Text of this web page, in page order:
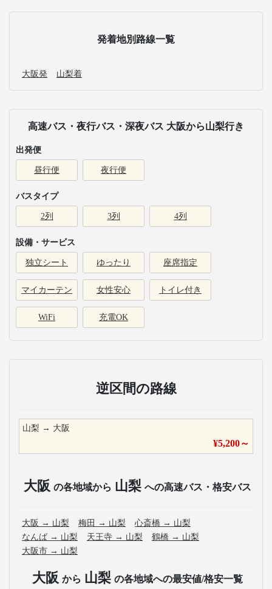
発着地別路線一覧
大阪発 山梨着
高速バス・夜行バス・深夜バス 大阪から山梨行き
出発便
昼行便 夜行便
バスタイプ
2列 3列 4列
設備・サービス
独立シート ゆったり 座席指定
マイカーテン 女性安心 トイレ付き
WiFi 充電OK
逆区間の路線
山梨 → 大阪
¥5,200～
大阪 の各地域から 山梨 への高速バス・格安バス
大阪 → 山梨 梅田 → 山梨 心斎橋 → 山梨
なんば → 山梨 天王寺 → 山梨 鶴橋 → 山梨
大阪市 → 山梨
大阪 から 山梨 の各地域への最安値/格安一覧